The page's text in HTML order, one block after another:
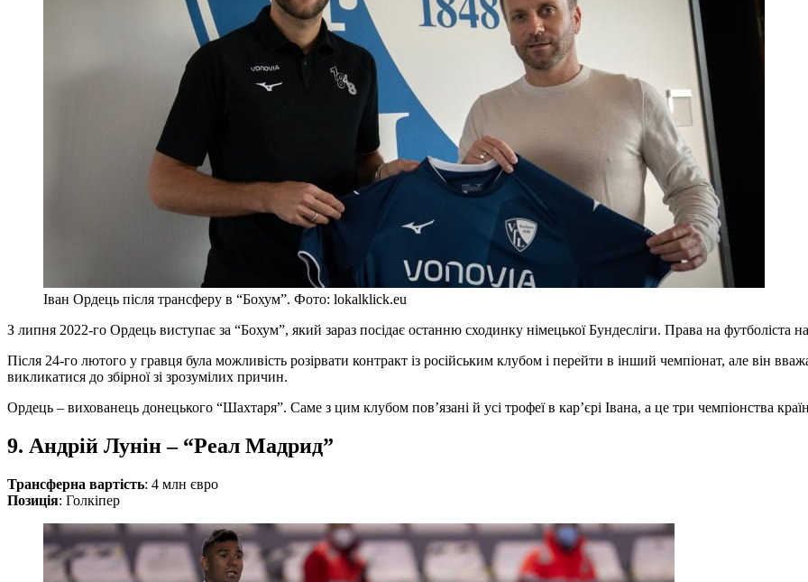
Іван Ордець після трансферу в “Бохум”. Фото: lokalklick.eu
З липня 2022-го Ордець виступає за “Бохум”, який зараз посідає останню сходинку німецької Бундесліги. Права на футболіста
Після 24-го лютого у гравця була можливість розірвати контракт із російським клубом і перейти в інший чемпіонат, але він
викликатися до збірної зі зрозумілих причин.
Ордець – вихованець донецького “Шахтаря”. Саме з цим клубом пов’язані й усі трофеї в кар’єрі Івана, а це три чемпіонства
9. Андрій Лунін – “Реал Мадрид”
Трансферна вартість: 4 млн євро
Позиція: Голкіпер